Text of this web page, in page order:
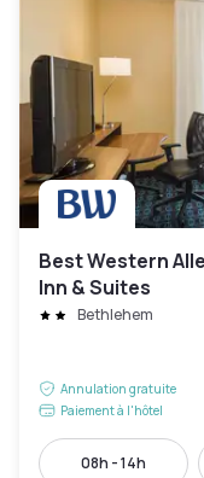
Best Western
Inn & Suites
Bethlehem
Annulation gratuite
Paiement à l'hôtel
08h - 14h